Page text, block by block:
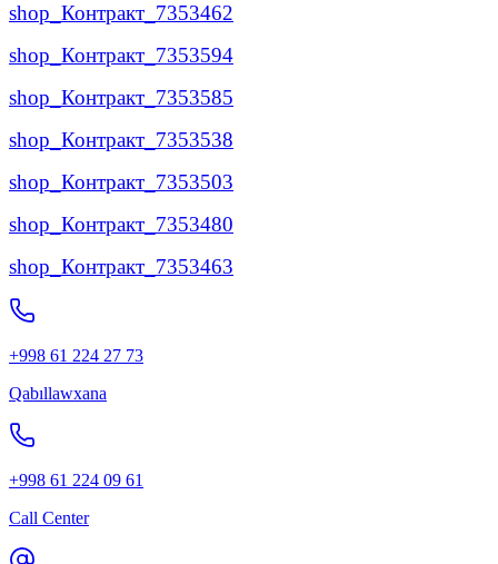
shop_Контракт_7353462
shop_Контракт_7353594
shop_Контракт_7353585
shop_Контракт_7353538
shop_Контракт_7353503
shop_Контракт_7353480
shop_Контракт_7353463
+998 61 224 27 73
Qabıllawxana
+998 61 224 09 61
Call Center